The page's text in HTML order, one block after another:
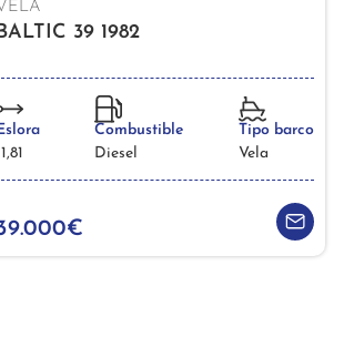
39 1982
Combustible
Diesel
Tipo barco
Vela